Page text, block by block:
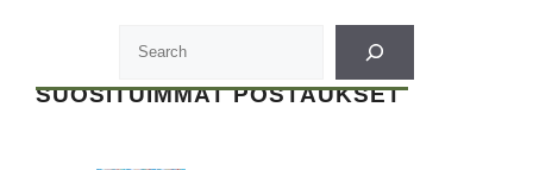
SUOSITUIMMAT POSTAUKSET